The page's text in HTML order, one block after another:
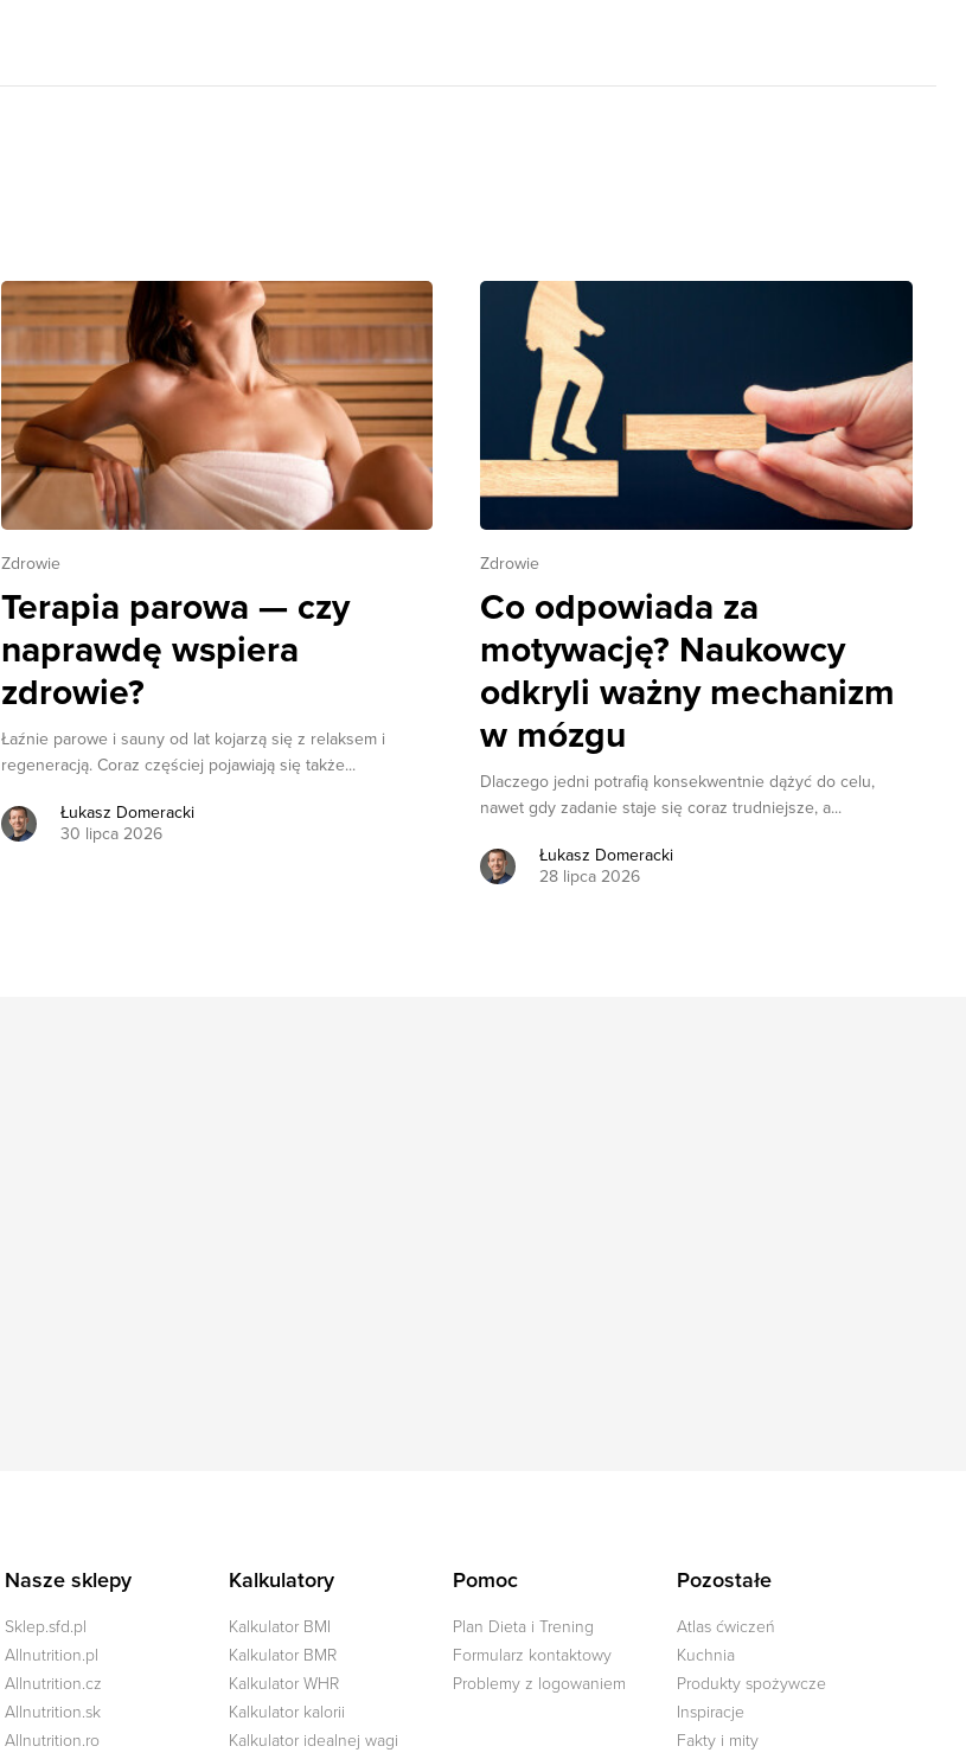
Zdrowie
Terapia parowa — czy
naprawdę wspiera
zdrowie?
Łaźnie parowe i sauny od lat kojarzą się z relaksem i
regeneracją. Coraz częściej pojawiają się także...
Łukasz Domeracki
30 lipca 2026
Zdrowie
Co odpowiada za
motywację? Naukowcy
odkryli ważny mechanizm
w mózgu
Dlaczego jedni potrafią konsekwentnie dążyć do celu,
nawet gdy zadanie staje się coraz trudniejsze, a...
Łukasz Domeracki
28 lipca 2026
Nasze sklepy
Sklep.sfd.pl
Allnutrition.pl
Allnutrition.cz
Allnutrition.sk
Allnutrition.ro
Kalkulatory
Kalkulator BMI
Kalkulator BMR
Kalkulator WHR
Kalkulator kalorii
Kalkulator idealnej wagi
Pomoc
Plan Dieta i Trening
Formularz kontaktowy
Problemy z logowaniem
Pozostałe
Atlas ćwiczeń
Kuchnia
Produkty spożywcze
Inspiracje
Fakty i mity